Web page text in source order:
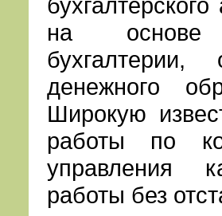
на основе
бухгалтерии,
денежного
Широкую
работы по
управления
работы без